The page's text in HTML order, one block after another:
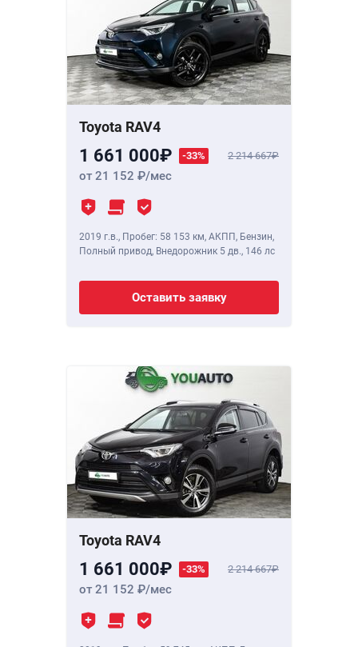
Toyota RAV4
1 661 000 -33% 2 214 667
от 21 152 /мес
2019 г.в., Пробег: 58 153 км, АКПП, Бензин,
Полный привод, Внедорожник 5 дв., 146 лс
Оставить заявку
Toyota RAV4
1 661 000 -33% 2 214 667
от 21 152 /мес